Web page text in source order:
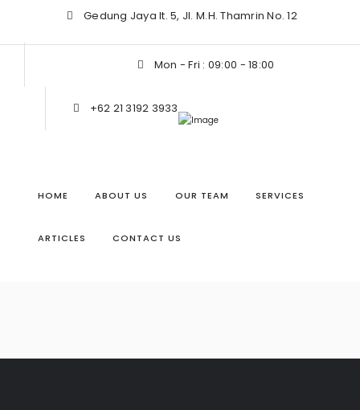
Gedung Jaya lt. 5, Jl. M.H. Thamrin No. 12
Mon - Fri : 09:00 - 18:00
+62 21 3192 3933
HOME ABOUT US OUR TEAM SERVICES
ARTICLES CONTACT US